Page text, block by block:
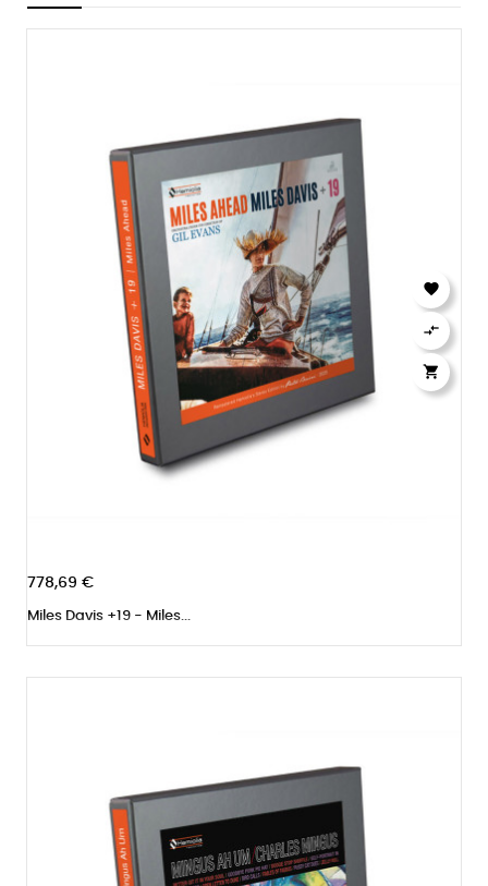
778,69 €
Miles Davis +19 - Miles...


